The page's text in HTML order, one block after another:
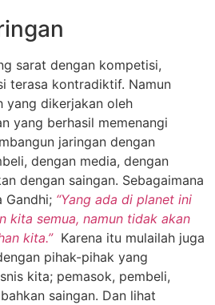
sarat dengan kompetisi,
terasa kontradiktif. Namun
yang dikerjakan oleh
yang berhasil memenangi
jaringan dengan
dengan media, dengan
dengan saingan. Sebagaimana
Gandhi; “Yang ada di planet ini
kita semua, namun tidak akan
kita.”Karena itu mulailah juga
pihak-pihak yang
kita; pemasok, pembeli,
saingan. Dan lihat